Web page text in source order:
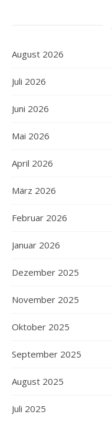
August 2026
Juli 2026
Juni 2026
Mai 2026
April 2026
März 2026
Februar 2026
Januar 2026
Dezember 2025
November 2025
Oktober 2025
September 2025
August 2025
Juli 2025